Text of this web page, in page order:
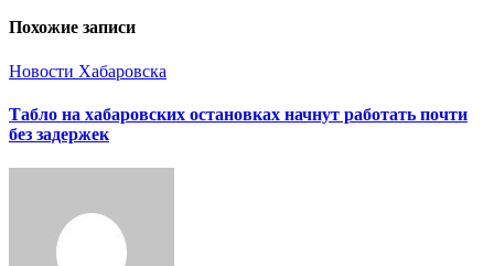
Похожие записи
Новости Хабаровска
Табло на хабаровских остановках начнут работать почти
без задержек